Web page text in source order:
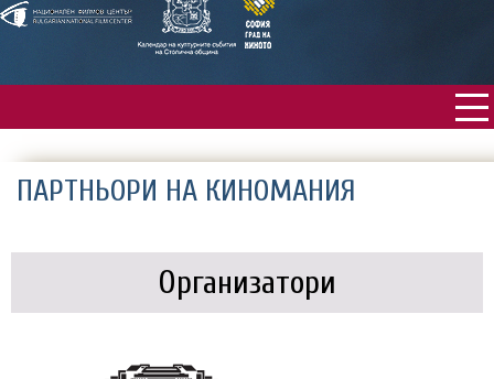
ПАРТНЬОРИ НА КИНОМАНИЯ
Организатори